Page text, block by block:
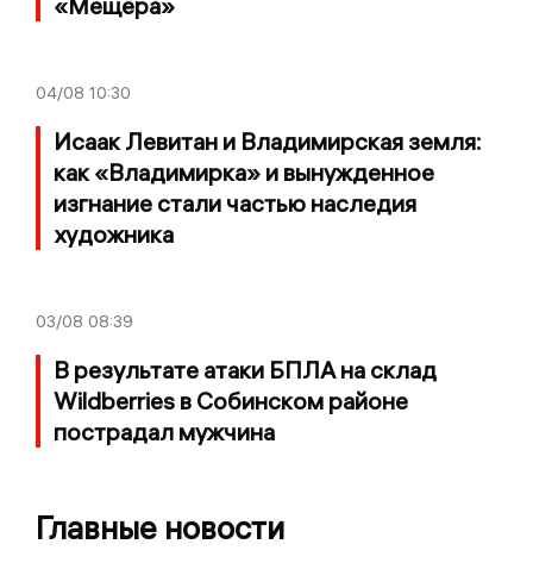
04/08 10:30
Исаак Левитан и Владимирская земля:
как «Владимирка» и вынужденное
изгнание стали частью наследия
художника
03/08 08:39
В результате атаки БПЛА на склад
Wildberries в Собинском районе
пострадал мужчина
Главные новости